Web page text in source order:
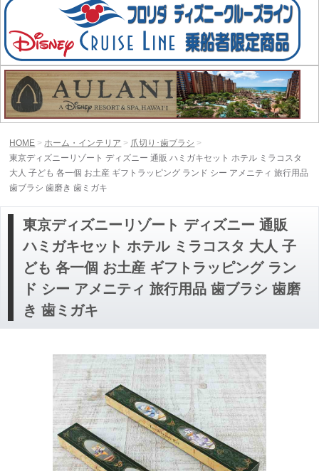
HOME ホーム・インテリア
爪切り･歯ブラシ
東京ディズニーリゾート ディズニー 通販 ハミガキセット ホテル ミラコスタ
大人 子ども 各一個 お土産 ギフトラッピング ランド シー アメニティ 旅行用品
歯ブラシ 歯磨き 歯ミガキ
東京ディズニーリゾート ディズニー 通販
ハミガキセット ホテル ミラコスタ 大人 子
ども 各一個 お土産 ギフトラッピング ラン
ド シー アメニティ 旅行用品 歯ブラシ 歯磨
き 歯ミガキ